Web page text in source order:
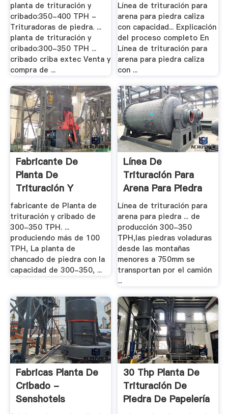
planta de trituración y
cribado:350-400 TPH -
Trituradoras de piedra. ...
planta de trituración y
cribado:300-350 TPH ...
cribado criba extec Venta y
compra de ...
Línea de trituración para
arena para piedra caliza
con capacidad... Explicación
del proceso completo En
Línea de trituración para
arena para piedra caliza
con ...
Fabricante De
Planta De
Trituración Y
Cribado De .
fabricante de Planta de
trituración y cribado de
300-350 TPH. ...
produciendo más de 100
TPH, La planta de
chancado de piedra con la
capacidad de 300-350, ...
Línea De
Trituración Para
Arena Para Piedra
Caliza .
Línea de trituración para
arena para piedra ... de
producción 300-350
TPH,las piedras voladuras
desde las montañas
menores a 750mm se
transportan por el camión
...
Fabricas Planta De
Cribado -
Senshotels
30 Thp Planta De
Trituración De
Piedra De Papelería